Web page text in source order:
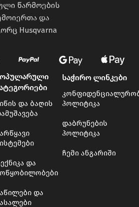
წარმოების
და
Husqvarna
და ბაღის
და
და
საჭირო ლინკები
პოლიტიკა
დაბრუნების
პოლიტიკა
ჩემი ანგარიში